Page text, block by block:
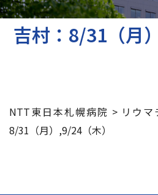
ご来院される方へ
医療・介護関係の方
吉村：8/31（月
NTT東日本札幌病院 > リウ
8/31（月）,9/24（木）